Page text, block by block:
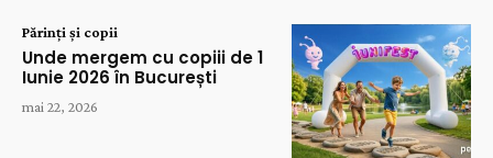
Părinți și copii
Unde mergem cu copiii de 1
Iunie 2026 în București
mai 22, 2026